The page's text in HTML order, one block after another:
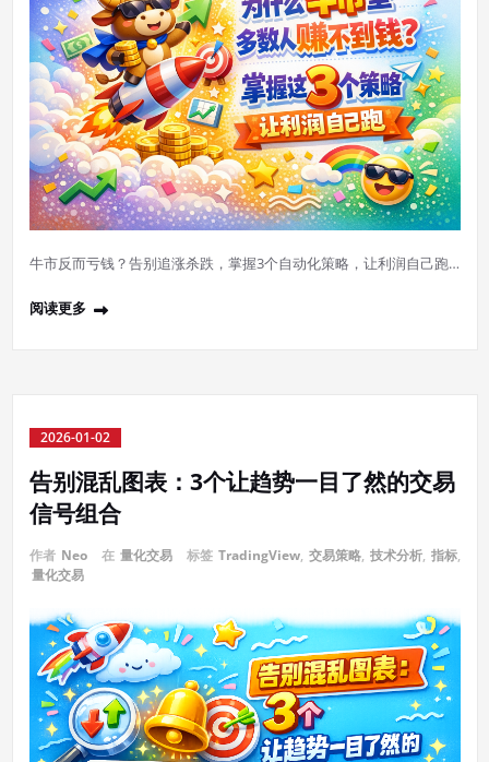
牛市反而亏钱？告别追涨杀跌，掌握3个自动化策略，让利润自己跑…
阅读更多
2026-01-02
告别混乱图表：3个让趋势一目了然的交易
信号组合
作者 Neo 在 量化交易 标签 TradingView, 交易策略, 技术分析, 指标,
量化交易